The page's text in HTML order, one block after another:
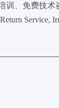
训、免费技术
Service,